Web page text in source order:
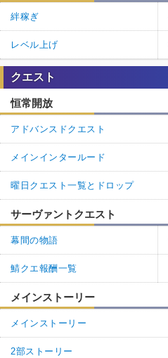
絆稼ぎ
レベル上げ
クエスト
恒常開放
アドバンスドクエスト
メインインタールード
曜日クエスト一覧とドロップ
サーヴァントクエスト
幕間の物語
鯖クエ報酬一覧
メインストーリー
メインストーリー
2部ストーリー